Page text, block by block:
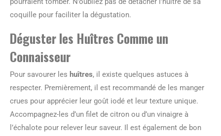
coquille pour faciliter la dégustation.
Déguster les Huîtres Comme un
Connaisseur
Pour savourer les huîtres, il existe quelques astuces à
respecter. Premièrement, il est recommandé de les manger
crues pour apprécier leur goût iodé et leur texture unique.
Accompagnez-les d’un filet de citron ou d’un vinaigre à
l’échalote pour relever leur saveur. Il est également de bon